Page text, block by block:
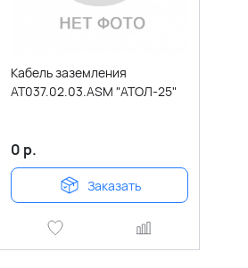
Кабель заземления
АТ037.02.03.АSM "АТОЛ-25"
0 р.
Заказать